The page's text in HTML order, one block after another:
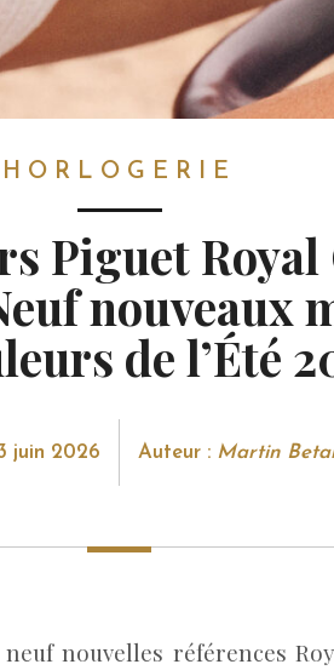
HORLOGERIE
Piguet Royal
nouveaux
de l’Été
juin 2026 Auteur : Martin
nouvelles références